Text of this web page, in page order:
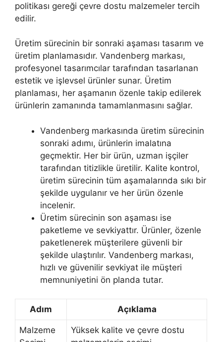
politikası gereği çevre dostu malzemeler tercih
edilir.
Üretim sürecinin bir sonraki aşaması tasarım ve
üretim planlamasıdır. Vandenberg markası,
profesyonel tasarımcılar tarafından tasarlanan
estetik ve işlevsel ürünler sunar. Üretim
planlaması, her aşamanın özenle takip edilerek
ürünlerin zamanında tamamlanmasını sağlar.
Vandenberg markasında üretim sürecinin
sonraki adımı, ürünlerin imalatına
geçmektir. Her bir ürün, uzman işçiler
tarafından titizlikle üretilir. Kalite kontrol,
üretim sürecinin tüm aşamalarında sıkı bir
şekilde uygulanır ve her ürün özenle
incelenir.
Üretim sürecinin son aşaması ise
paketleme ve sevkiyattır. Ürünler, özenle
paketlenerek müşterilere güvenli bir
şekilde ulaştırılır. Vandenberg markası,
hızlı ve güvenilir sevkiyat ile müşteri
memnuniyetini ön planda tutar.
Adım Açıklama
Malzeme
Yüksek kalite ve çevre dostu